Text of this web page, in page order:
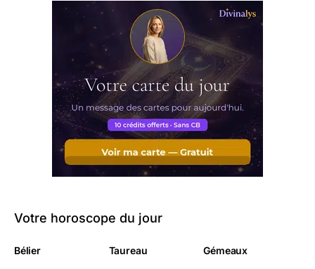
Votre horoscope du jour
Bélier Taureau Gémeaux